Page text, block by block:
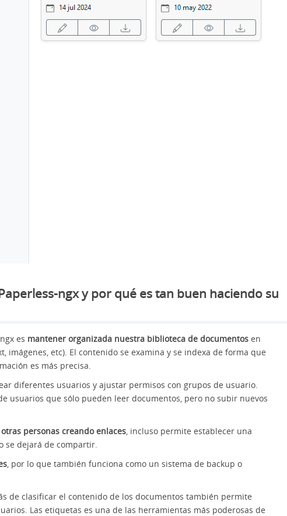
ngx y por qué es tan buen haciendo su
es mantener organizada nuestra biblioteca de documentos en
imágenes, etc). El contenido se examina y se indexa de forma que
es más precisa.
diferentes usuarios y ajustar permisos con grupos de usuario.
usuarios que sólo pueden leer documentos, pero no subir nuevos
personas creando enlaces, incluso permite establecer una
se dejará de compartir.
, por lo que también funciona como un sistema de backup o
de clasificar el contenido de los documentos también permite
Las etiquetas es una de las herramientas más poderosas de